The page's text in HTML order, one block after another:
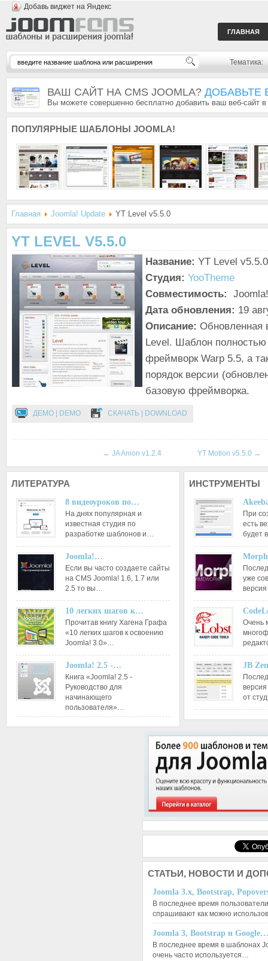
Добавь виджет на Яндекс
ГЛАВНАЯ
Тематика:
ВАШ САЙТ НА CMS JOOMLA? ДОБАВЬТЕ
Вы можете совершенно бесплатно добавить ваш веб-сайт
ПОПУЛЯРНЫЕ ШАБЛОНЫ JOOMLA!
Главная Joomla! Update YT Level v5.5.0
YT LEVEL V5.5.0
Название: YT Level v5.5.0
Студия: YooTheme
Совместимость:
Дата обновления: 19
Описание: Обновленная
Level. Шаблон полностью
фреймворк Warp 5.5, а
порядок версии
базовую фреймворка.
ДЕМО | DEMO СКАЧАТЬ | DOWNLOAD
← JA Anion v1.2.4 YT Motion v5.5.0 →
ЛИТЕРАТУРА
8 видеоуроков по…
На днях популярная и
известная студия по
разработке шаблонов и…
Joomla!…
Если вы часто создаете сайты
на CMS Joomla! 1.6, 1.7 или
2.5 то вы…
10 легких шагов к…
Прочитав книгу Хагена Графа
«10 легких шагов к освоению
Joomla! 3.0»…
Joomla! 2.5 -…
Книга «Joomla! 2.5 -
Руководство для
начинающего
пользователя»…
ИНСТРУМЕНТЫ
При
есть
будет
уже
Очень
JB
от
СТАТЬИ, НОВОСТИ И
Joomla 3.x, Bootstrap,
В последнее время
спрашивают как можно
Joomla 3, Bootstrap и Google…
В последнее время в шаблонах
очень часто используется…